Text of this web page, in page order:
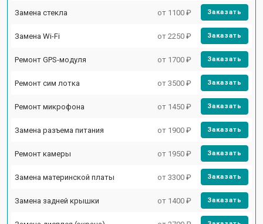
Замена стекла от 1100 ₽ Заказать
Замена Wi-Fi от 2250 ₽ Заказать
Ремонт GPS-модуля от 1700 ₽ Заказать
Ремонт сим лотка от 3500 ₽ Заказать
Ремонт микрофона от 1450 ₽ Заказать
Замена разъема питания от 1900 ₽ Заказать
Ремонт камеры от 1950 ₽ Заказать
Замена материнской платы от 3300 ₽ Заказать
Замена задней крышки от 1400 ₽ Заказать